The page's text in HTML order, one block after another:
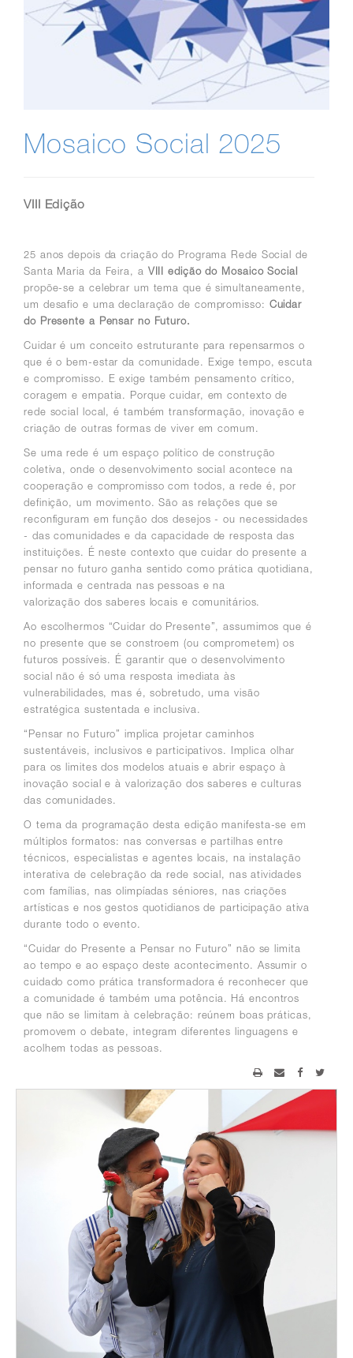
Mosaico Social 2025
VIII Edição
25 anos depois da criação do Programa Rede Social de
Santa Maria da Feira, a VIII edição do Mosaico Social
propõe-se a celebrar um tema que é simultaneamente,
um desafio e uma declaração de compromisso: Cuidar
do Presente a Pensar no Futuro.
Cuidar é um conceito estruturante para repensarmos o
que é o bem-estar da comunidade. Exige tempo, escuta
e compromisso. E exige também pensamento crítico,
coragem e empatia. Porque cuidar, em contexto de
rede social local, é também transformação, inovação e
criação de outras formas de viver em comum.
Se uma rede é um espaço político de construção
coletiva, onde o desenvolvimento social acontece na
cooperação e compromisso com todos, a rede é, por
definição, um movimento. São as relações que se
reconfiguram em função dos desejos - ou necessidades
- das comunidades e da capacidade de resposta das
instituições. É neste contexto que cuidar do presente a
pensar no futuro ganha sentido como prática quotidiana,
informada e centrada nas pessoas e na
valorização dos saberes locais e comunitários.
Ao escolhermos “Cuidar do Presente”, assumimos que é
no presente que se constroem (ou comprometem) os
futuros possíveis. É garantir que o desenvolvimento
social não é só uma resposta imediata às
vulnerabilidades, mas é, sobretudo, uma visão
estratégica sustentada e inclusiva.
“Pensar no Futuro” implica projetar caminhos
sustentáveis, inclusivos e participativos. Implica olhar
para os limites dos modelos atuais e abrir espaço à
inovação social e à valorização dos saberes e culturas
das comunidades.
O tema da programação desta edição manifesta-se em
múltiplos formatos: nas conversas e partilhas entre
técnicos, especialistas e agentes locais, na instalação
interativa de celebração da rede social, nas atividades
com famílias, nas olimpíadas séniores, nas criações
artísticas e nos gestos quotidianos de participação ativa
durante todo o evento.
“Cuidar do Presente a Pensar no Futuro” não se limita
ao tempo e ao espaço deste acontecimento. Assumir o
cuidado como prática transformadora é reconhecer que
a comunidade é também uma potência. Há encontros
que não se limitam à celebração: reúnem boas práticas,
promovem o debate, integram diferentes linguagens e
acolhem todas as pessoas.